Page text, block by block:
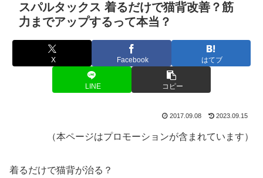
スパルタックス 着るだけで猫背改善？筋
力までアップするって本当？
X Facebook はてブ
LINE コピー
2017.09.08 2023.09.15
（本ページはプロモーションが含まれています）
着るだけで猫背が治る？